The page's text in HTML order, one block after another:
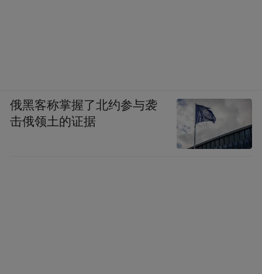
俄黑客称掌握了北约参与袭
击俄领土的证据